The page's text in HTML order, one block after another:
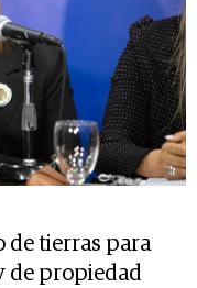
de tierras para
de propiedad